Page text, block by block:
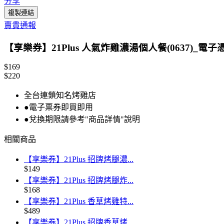
複製連結
賣貴通報
【享樂券】21Plus 人氣炸雞濃湯個人餐(0637)_電子
$169
$220
全台連鎖知名烤雞店
●電子票券即買即用
●兌換期限請參考"商品詳情"說明
相關商品
【享樂券】21Plus 招牌烤腿濃...
$149
【享樂券】21Plus 招牌烤腿炸...
$168
【享樂券】21Plus 香草烤雞特...
$489